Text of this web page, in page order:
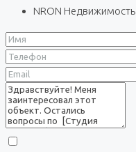
NRON Недвижимость